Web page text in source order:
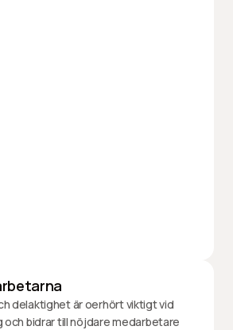
delaktighet är oerhört viktigt vid
och bidrar till nöjdare medarbetare